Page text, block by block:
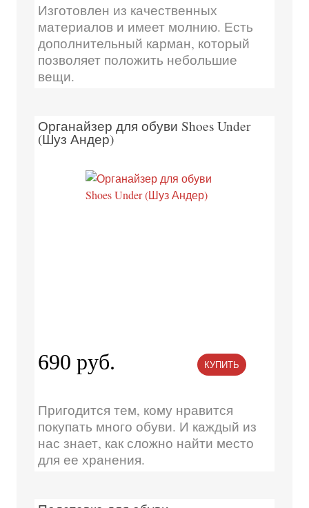
Изготовлен из качественных
материалов и имеет молнию. Есть
дополнительный карман, который
позволяет положить небольшие
вещи.
Органайзер для обуви Shoes Under
(Шуз Андер)
690 руб. КУПИТЬ
Пригодится тем, кому нравится
покупать много обуви. И каждый из
нас знает, как сложно найти место
для ее хранения.